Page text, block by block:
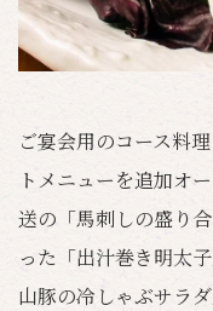
ご宴会用のコース料
トメニューを追加オ
送の「馬刺しの盛り
った「出汁巻き明太
山豚の冷しゃぶサラ